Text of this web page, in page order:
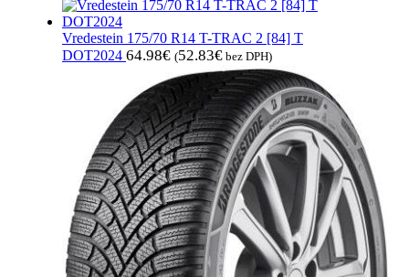
Vredestein 175/70 R14 T-TRAC 2 [84] T
DOT2024 64.98€ (52.83€ bez DPH)